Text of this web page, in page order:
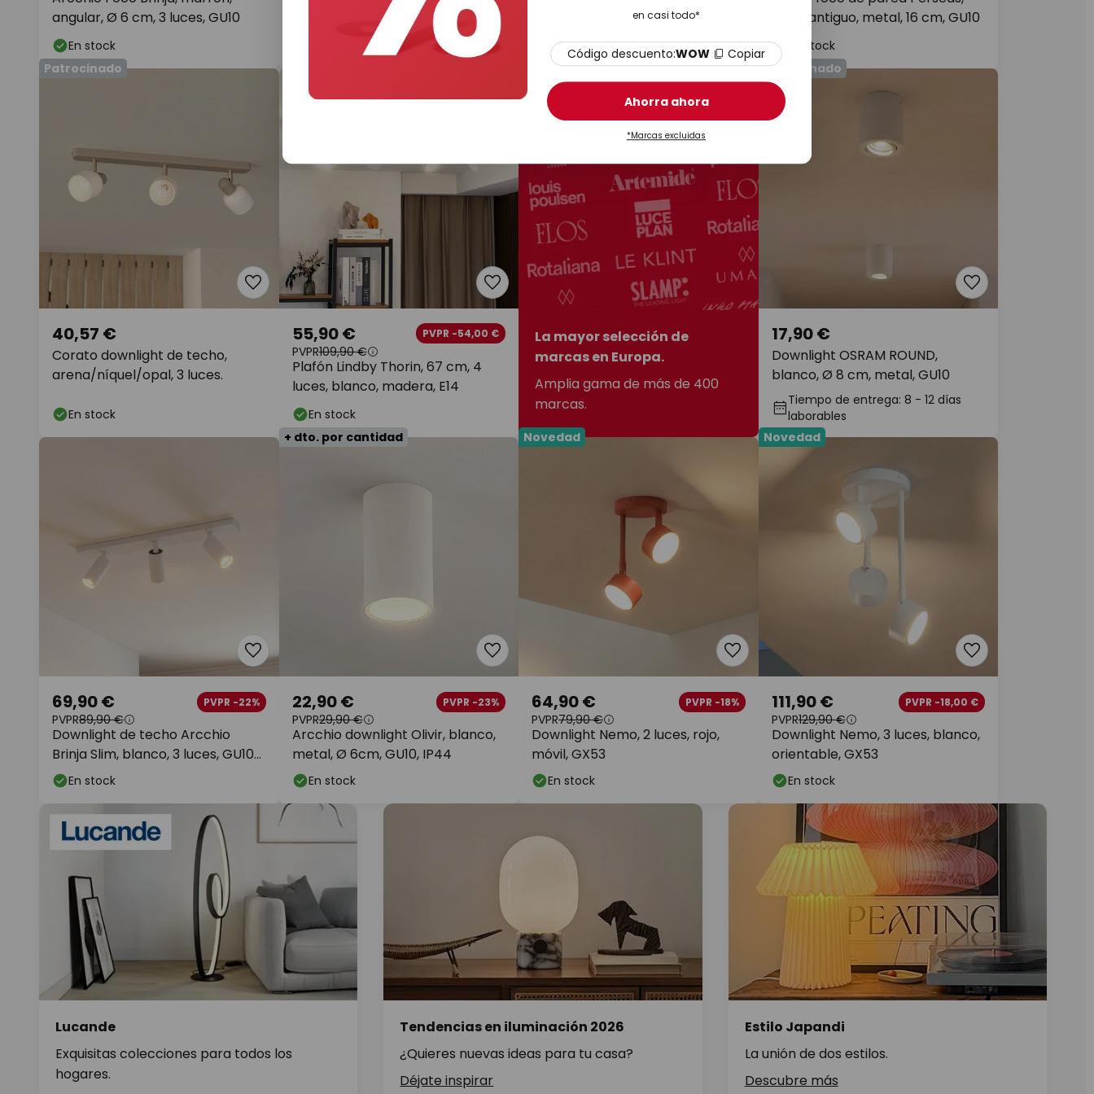
angular, Ø 6 cm, 3 luces, GU10
En stock
techo, 47cm, 3 luces, blanco,
madera, E14
laborables
latón antiguo, metal, 16 cm, GU10
En stock
Patrocinado
Corato downlight de techo,
arena/níquel/opal, 3 luces.
40,57 €
En stock
Plafón Lindby Thorin, 67 cm, 4
luces, blanco, madera, E14
55,90 € PVPR -54,00 €
PVPR109,90 €
En stock
La mayor selección de
marcas en Europa.
Amplia gama de más de 400
marcas.
Patrocinado
Downlight OSRAM ROUND,
blanco, Ø 8 cm, metal, GU10
17,90 €
Tiempo de entrega: 8 - 12 días
laborables
Downlight de techo Arcchio
Brinja Slim, blanco, 3 luces, GU10
MR11
69,90 € PVPR -22%
PVPR89,90 €
En stock
+ dto. por cantidad
Arcchio downlight Olivir, blanco,
metal, Ø 6cm, GU10, IP44
22,90 € PVPR -23%
PVPR29,90 €
En stock
Novedad
Downlight Nemo, 2 luces, rojo,
móvil, GX53
64,90 € PVPR -18%
PVPR79,90 €
En stock
Novedad
Downlight Nemo, 3 luces, blanco,
orientable, GX53
111,90 € PVPR -18,00 €
PVPR129,90 €
En stock
Lucande
Exquisitas colecciones para todos los
hogares.
Tendencias en iluminación 2026
¿Quieres nuevas ideas para tu casa?
Déjate inspirar
Estilo Japandi
La unión de dos estilos.
Descubre más
en casi todo*
Código descuento:WOW Copiar
Ahorra ahora
*Marcas excluidas